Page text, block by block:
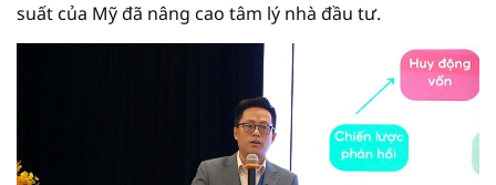
suất của Mỹ đã nâng cao tâm lý nhà đầu tư.